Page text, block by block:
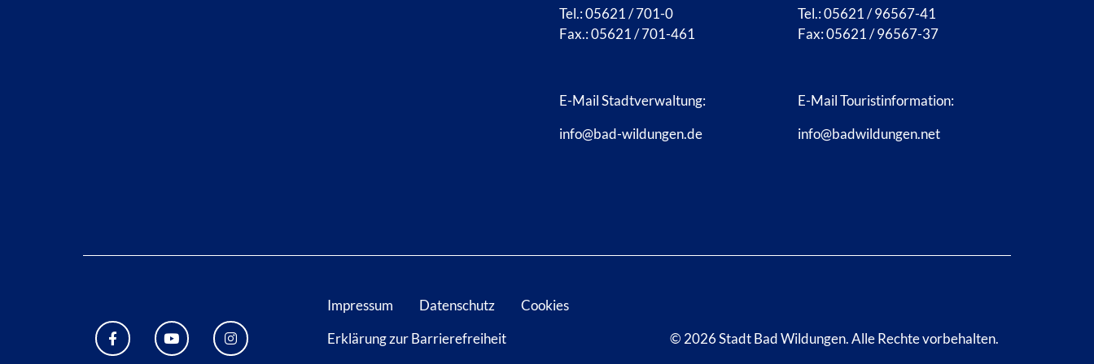
Tel.: 05621 / 701-0
Fax.: 05621 / 701-461
E-Mail Stadtverwaltung:
info@bad-wildungen.de
Tel.: 05621 / 96567-41
Fax: 05621 / 96567-37
E-Mail Touristinformation:
info@badwildungen.net
FACEBOOK BAD WILDUNGEN
YOUTUBE KANAL STADT BAD WILDUNGEN
INSTAGRAM STADT BAD WILDUNGEN
Impressum Datenschutz
Cookies
Erklärung zur Barrierefreiheit
© 2026 Stadt Bad Wildungen.Alle Rechte vorbehalten.